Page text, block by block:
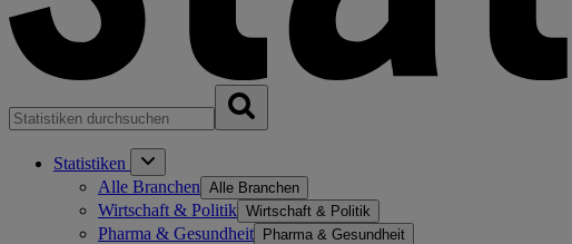
Statistiken
Alle Branchen Alle Branchen
Wirtschaft & Politik Wirtschaft & Politik
Pharma & Gesundheit Pharma & Gesundheit